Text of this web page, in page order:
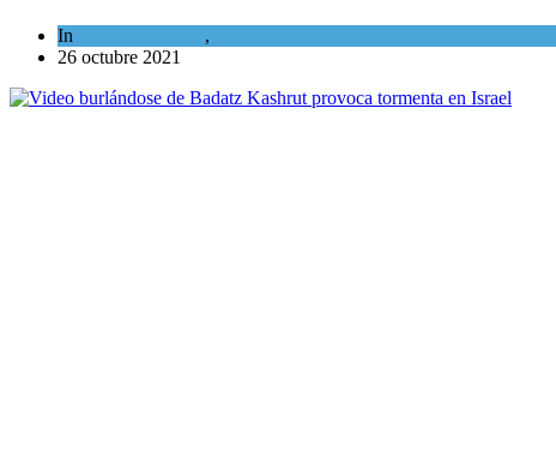
In ,
26 octubre 2021